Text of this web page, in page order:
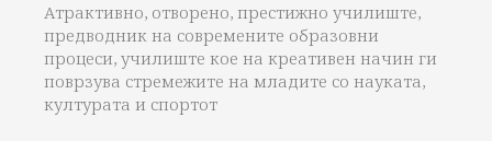
Атрактивно, отворено, престижно училиште,
предводник на современите образовни
процеси, училиште кое на креативен начин ги
поврзува стремежите на младите со науката,
културата и спортот